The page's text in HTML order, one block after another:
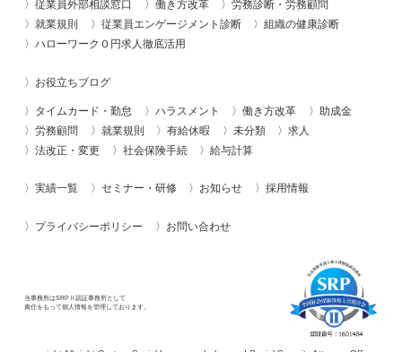
従業員外部相談窓口
働き方改革
労務診断・労務顧問
就業規則
従業員エンゲージメント診断
組織の健康診断
ハローワーク０円求人徹底活用
お役立ちブログ
タイムカード・勤怠 ハラスメント 働き方改革
助成金
労務顧問
就業規則 有給休暇 未分類
求人
法改正・変更
社会保険手続 給与計算
実績一覧 セミナー・研修 お知らせ 採用情報
プライバシーポリシー お問い合わせ
当事務所はSRPⅡ認証事務所として
責任をもって個人情報を管理しております。